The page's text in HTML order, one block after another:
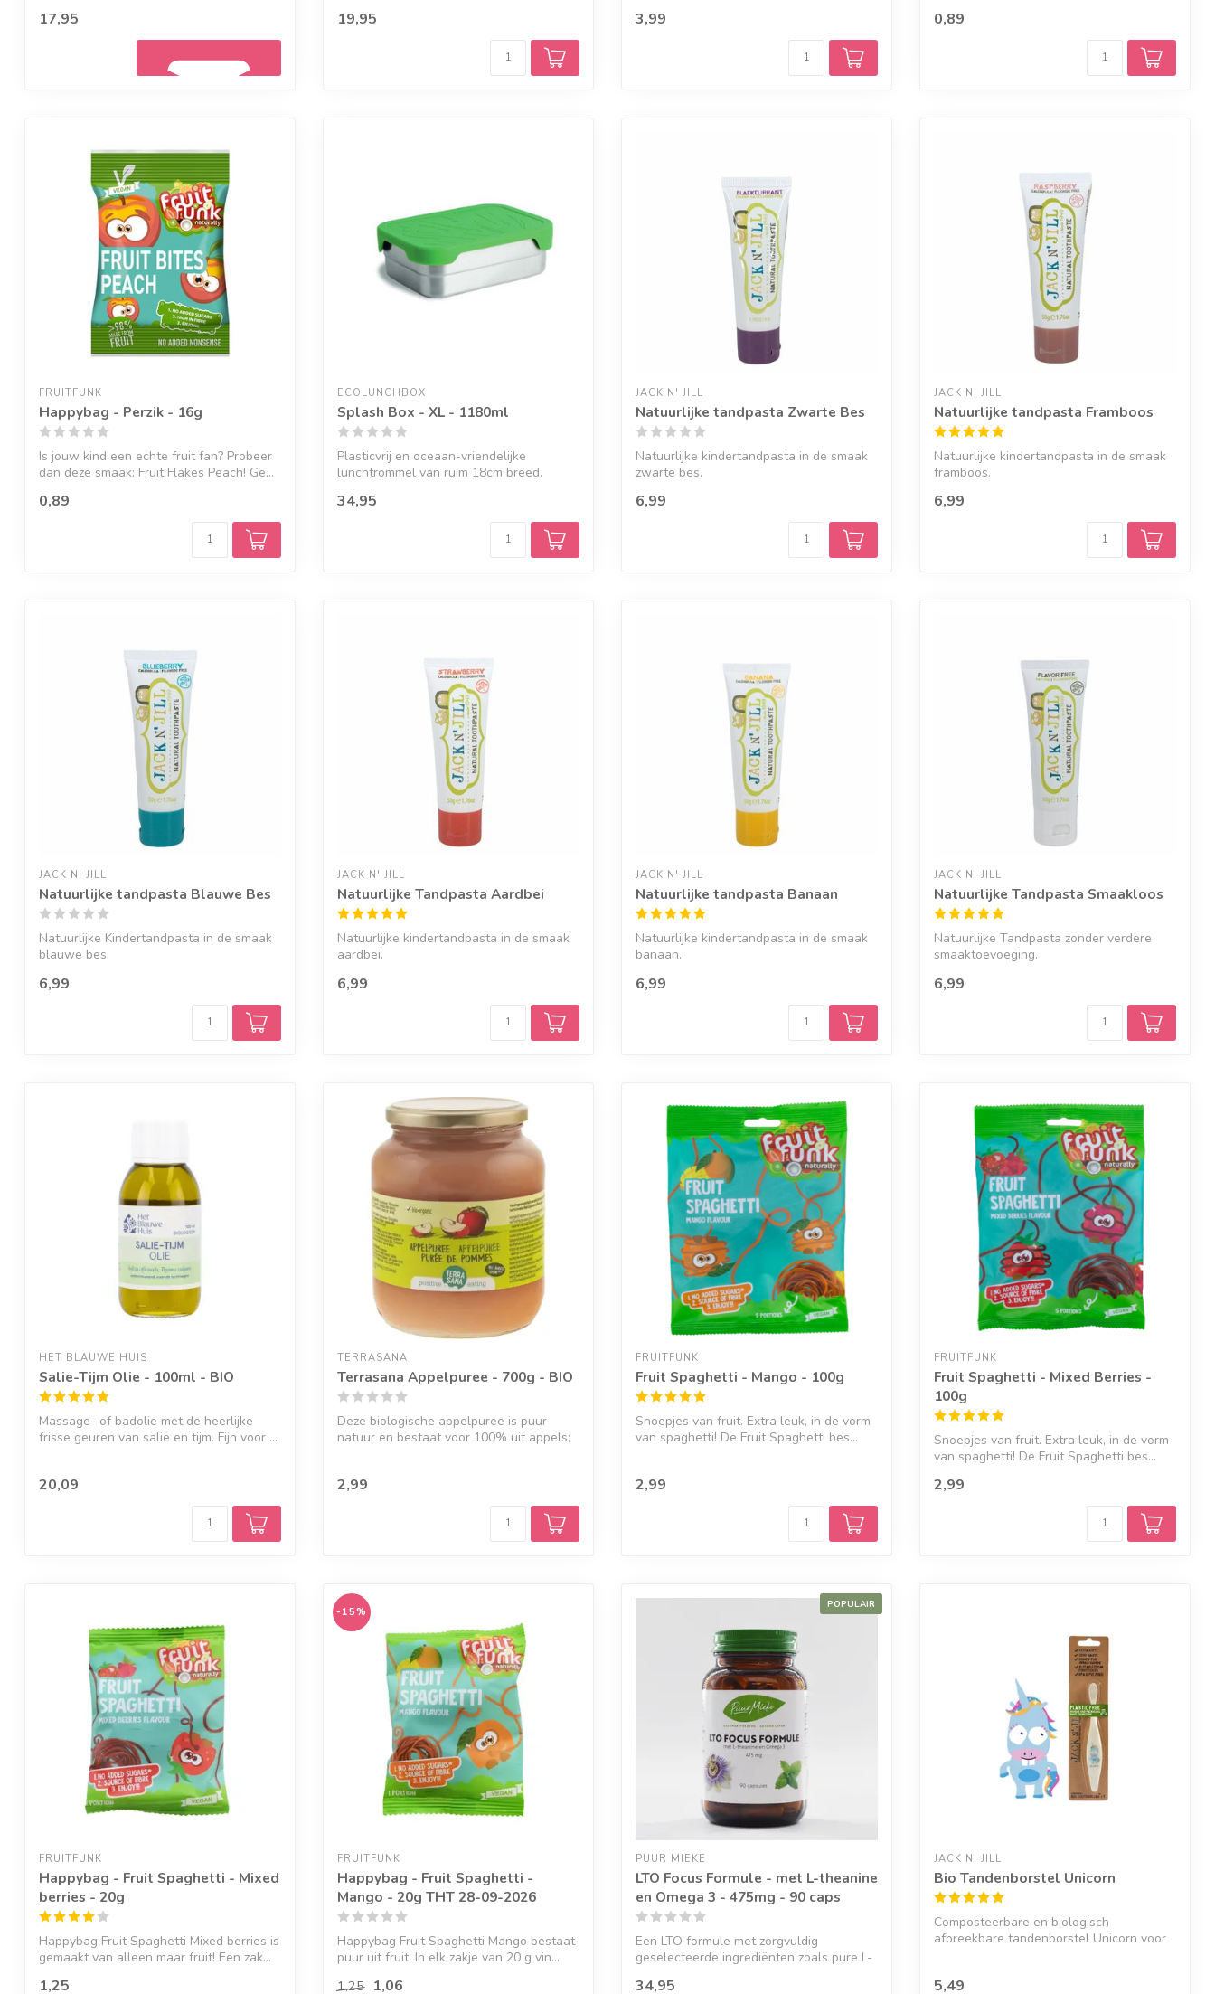
17,95
Geef een seintje
19,95 3,99 0,89
FRUITFUNK
Happybag - Perzik - 16g
Is jouw kind een echte fruit fan? Probeer
dan deze smaak: Fruit Flakes Peach! Ge...
0,89
ECOLUNCHBOX
Splash Box - XL - 1180ml
Plasticvrij en oceaan-vriendelijke
lunchtrommel van ruim 18cm breed.
34,95
JACK N' JILL
Natuurlijke tandpasta Zwarte Bes
Natuurlijke kindertandpasta in de smaak
zwarte bes.
6,99
JACK N' JILL
Natuurlijke tandpasta Framboos
Natuurlijke kindertandpasta in de smaak
framboos.
6,99
JACK N' JILL
Natuurlijke tandpasta Blauwe Bes
Natuurlijke Kindertandpasta in de smaak
blauwe bes.
6,99
JACK N' JILL
Natuurlijke Tandpasta Aardbei
Natuurlijke kindertandpasta in de smaak
aardbei.
6,99
JACK N' JILL
Natuurlijke tandpasta Banaan
Natuurlijke kindertandpasta in de smaak
banaan.
6,99
JACK N' JILL
Natuurlijke Tandpasta Smaakloos
Natuurlijke Tandpasta zonder verdere
smaaktoevoeging.
6,99
HET BLAUWE HUIS
Salie-Tijm Olie - 100ml - BIO
Massage- of badolie met de heerlijke
frisse geuren van salie en tijm. Fijn voor ...
20,09
TERRASANA
Terrasana Appelpuree - 700g - BIO
Deze biologische appelpuree is puur
natuur en bestaat voor 100% uit appels;
2,99
FRUITFUNK
Fruit Spaghetti - Mango - 100g
Snoepjes van fruit. Extra leuk, in de vorm
van spaghetti! De Fruit Spaghetti bes...
2,99
FRUITFUNK
Fruit Spaghetti - Mixed Berries -
100g
Snoepjes van fruit. Extra leuk, in de vorm
van spaghetti! De Fruit Spaghetti bes...
2,99
FRUITFUNK
Happybag - Fruit Spaghetti - Mixed
berries - 20g
Happybag Fruit Spaghetti Mixed berries is
gemaakt van alleen maar fruit! Een zak...
1,25
-15%
FRUITFUNK
Happybag - Fruit Spaghetti -
Mango - 20g THT 28-09-2026
Happybag Fruit Spaghetti Mango bestaat
puur uit fruit. In elk zakje van 20 g vin...
1,25 1,06
POPULAIR
PUUR MIEKE
LTO Focus Formule - met L-theanine
en Omega 3 - 475mg - 90 caps
Een LTO formule met zorgvuldig
geselecteerde ingrediënten zoals pure L-
34,95
JACK N' JILL
Bio Tandenborstel Unicorn
Composteerbare en biologisch
afbreekbare tandenborstel Unicorn voor
5,49